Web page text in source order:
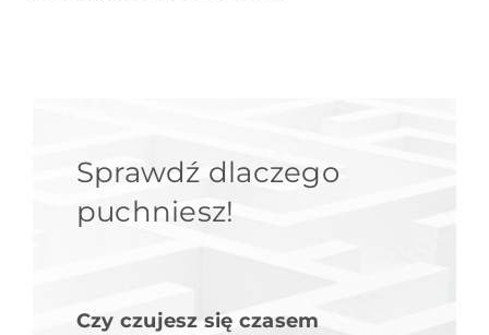
Sprawdź dlaczego
puchniesz!
Czy czujesz się czasem